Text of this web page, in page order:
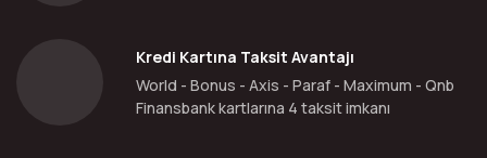
Kredi Kartına Taksit Avantajı
World - Bonus - Axis - Paraf - Maximum - Qnb
Finansbank kartlarına 4 taksit imkanı